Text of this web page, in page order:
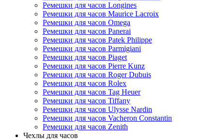
Ремешки для часов Longines
Ремешки для часов Maurice Lacroix
Ремешки для часов Omega
Ремешки для часов Panerai
Ремешки для часов Patek Philippe
Ремешки для часов Parmigiani
Ремешки для часов Piaget
Ремешки для часов Pierre Kunz
Ремешки для часов Roger Dubuis
Ремешки для часов Rolex
Ремешки для часов Tag Heuer
Ремешки для часов Tiffany
Ремешки для часов Ulysse Nardin
Ремешки для часов Vacheron Constantin
Ремешки для часов Zenith
Чехлы для часов